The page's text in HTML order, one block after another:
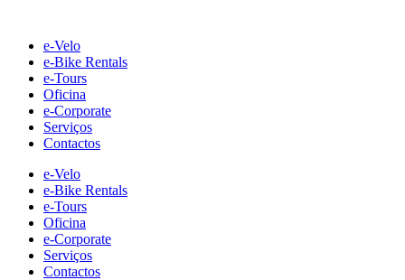
contente-Velo
e-Bike Rentals
e-Tours
Oficina
e-Corporate
Serviços
Contactos
e-Velo
e-Bike Rentals
e-Tours
Oficina
e-Corporate
Serviços
Contactos